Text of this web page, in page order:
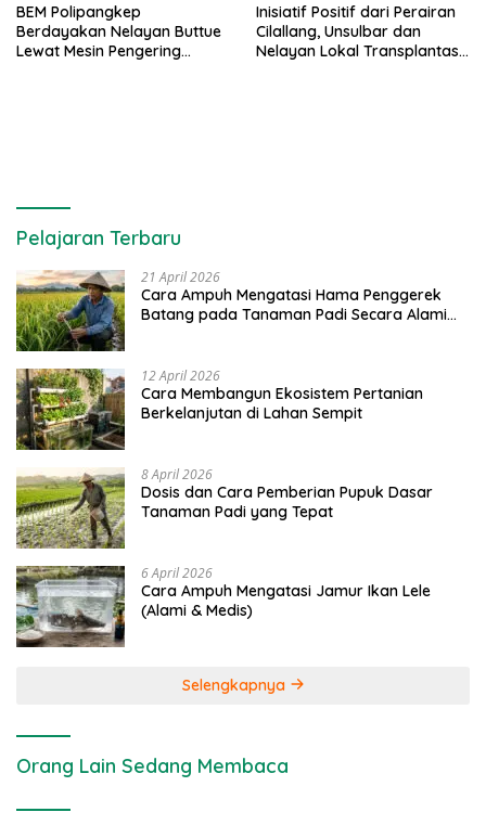
BEM Polipangkep
Berdayakan Nelayan Buttue
Lewat Mesin Pengering
Inisiatif Positif dari Perairan
Cilallang, Unsulbar dan
Nelayan Lokal Transplantasi
Pelajaran Terbaru
21 April 2026
Cara Ampuh Mengatasi Hama Penggerek
Batang pada Tanaman Padi Secara Alami
12 April 2026
Cara Membangun Ekosistem Pertanian
Berkelanjutan di Lahan Sempit
8 April 2026
Dosis dan Cara Pemberian Pupuk Dasar
Tanaman Padi yang Tepat
6 April 2026
Cara Ampuh Mengatasi Jamur Ikan Lele
(Alami & Medis)
Selengkapnya
Orang Lain Sedang Membaca